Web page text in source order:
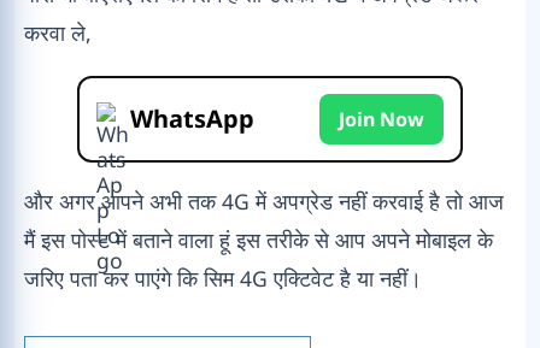
करवा ले,
WhatsApp Join Now
और अगर आपने अभी तक 4G में अपग्रेड नहीं करवाई है तो आज
मैं इस पोस्ट में बताने वाला हूं इस तरीके से आप अपने मोबाइल के
जरिए पता कर पाएंगे कि सिम 4G एक्टिवेट है या नहीं।